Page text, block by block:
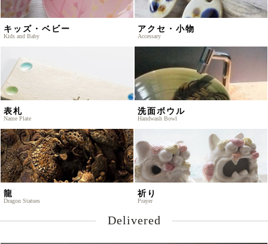
キッズ・ベビー
Kids and Baby
アクセ・小物
Accessary
表札
Name Plate
洗面ボウル
Handwash Bowl
龍
Dragon Statues
祈り
Prayer
Delivered